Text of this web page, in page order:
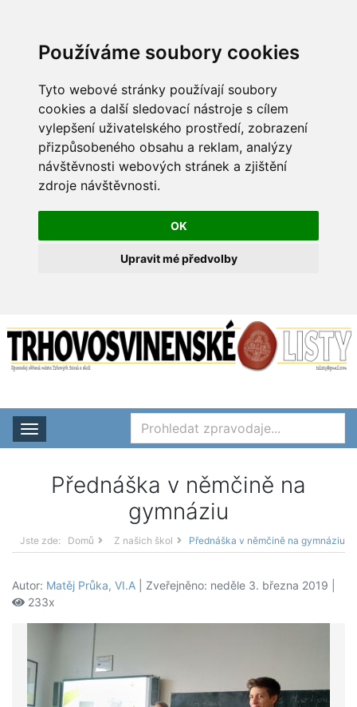
Používáme soubory cookies
Tyto webové stránky používají soubory
cookies a další sledovací nástroje s cílem
vylepšení uživatelského prostředí, zobrazení
přizpůsobeného obsahu a reklam, analýzy
návštěvnosti webových stránek a zjištění
zdroje návštěvnosti.
OK
Upravit mé předvolby
Rozbalit nabídku
Přednáška v němčině na
gymnáziu
Jste zde: Domů Z našich škol Přednáška v němčině na gymnáziu
Autor: Matěj Průka, VI.A | Zveřejněno: neděle 3. března 2019 |
233x